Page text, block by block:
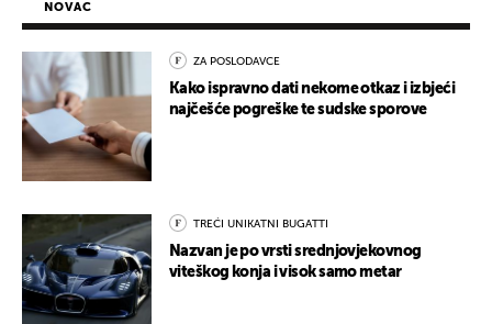
NOVAC
ZA POSLODAVCE
Kako ispravno dati nekome otkaz i izbjeći
najčešće pogreške te sudske sporove
TREĆI UNIKATNI BUGATTI
Nazvan je po vrsti srednjovjekovnog
viteškog konja i visok samo metar